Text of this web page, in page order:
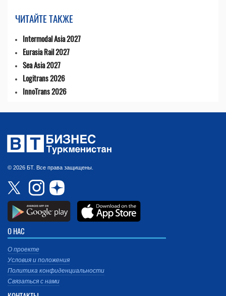
ЧИТАЙТЕ ТАКЖЕ
Intermodal Asia 2027
Eurasia Rail 2027
Sea Asia 2027
Logitrans 2026
InnoTrans 2026
© 2026 БТ. Все права защищены.
О НАС
О проекте
Условия и положения
Политика конфиденциальности
Связаться с нами